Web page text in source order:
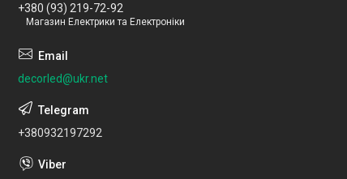
+380 (93) 219-72-92
Магазин Електрики та Електроніки
decorled@ukr.net
+380932197292